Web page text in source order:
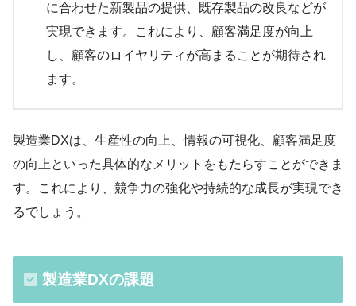
に合わせた新製品の提供、既存製品の改良などが
実現できます。これにより、顧客満足度が向上
し、顧客のロイヤリティが高まることが期待され
ます。
製造業DXは、生産性の向上、情報の可視化、顧客満足度
の向上といった具体的なメリットをもたらすことができま
す。これにより、競争力の強化や持続的な成長が実現でき
るでしょう。
製造業DXの課題